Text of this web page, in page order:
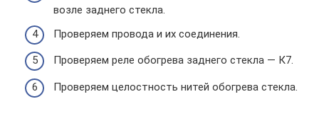
возле заднего стекла.
Проверяем провода и их соединения.
Проверяем реле обогрева заднего стекла — К7.
Проверяем целостность нитей обогрева стекла.